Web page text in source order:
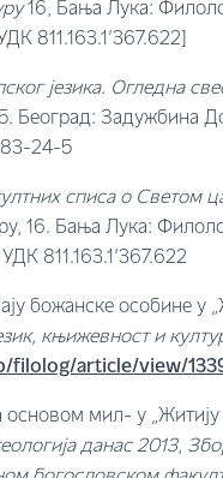
16, Бања Лука:
811.163.1’367.622]
језика. Огледна
Београд: Задужбина
24-5
списа о Светом
16. Бања Лука:
811.163.1’367.622
божанске особине у
књижевност и
filolog/article/view/
мил- у
данас 2013,